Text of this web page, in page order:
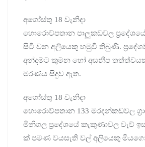
අගෝස්තු 18 වැනිදා
හොරොව්පතාන පාලුකඩවල
සිටි වන අලියෙකු හමුවී තිබුණි.
අන්දමට කුමන හෝ අසනීප
මරණය සිදුව ඇත.
අගෝස්තු 18 වැනිදා
හොරොව්පතාන 133 මරදන්කඩවල
මිනිගල ප්‍රදේශයේ කැකුණාවල වැව්
ක් පමණ වයසැති වල් අලියෙකු